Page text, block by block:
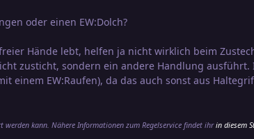
oder einen EW:Dolch?
Hände lebt, helfen ja nicht wirklich beim
zusticht, sondern ein andere Handlung ausführt.
einem EW:Raufen), da das auch sonst aus
kann. Nähere Informationen zum Regelservice findet ihrin diesem